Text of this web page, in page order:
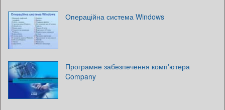
Операційна система Windows
Програмне забезпечення комп'ютера
Company